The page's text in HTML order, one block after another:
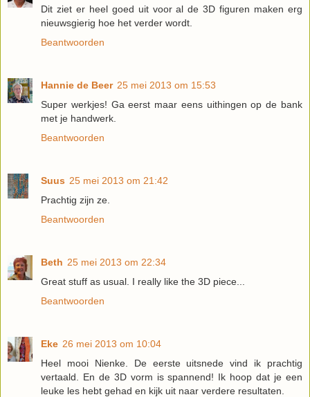
Dit ziet er heel goed uit voor al de 3D figuren maken erg
nieuwsgierig hoe het verder wordt.
Beantwoorden
Hannie de Beer 25 mei 2013 om 15:53
Super werkjes! Ga eerst maar eens uithingen op de bank
met je handwerk.
Beantwoorden
Suus 25 mei 2013 om 21:42
Prachtig zijn ze.
Beantwoorden
Beth 25 mei 2013 om 22:34
Great stuff as usual. I really like the 3D piece...
Beantwoorden
Eke 26 mei 2013 om 10:04
Heel mooi Nienke. De eerste uitsnede vind ik prachtig
vertaald. En de 3D vorm is spannend! Ik hoop dat je een
leuke les hebt gehad en kijk uit naar verdere resultaten.